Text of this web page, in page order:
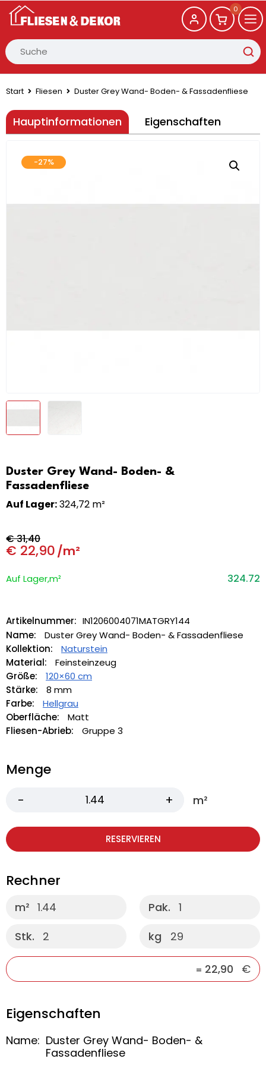
0
Start Fliesen Duster Grey Wand- Boden- & Fassadenfliese
Hauptinformationen Eigenschaften
-27%
Duster Grey Wand- Boden- &
Fassadenfliese
Auf Lager:324,72 m²
€31,40
€ 22,90/m²
Auf Lager,m² 324.72
Artikelnummer: IN1206004071MATGRY144
Name:
Duster Grey Wand- Boden- & Fassadenfliese
Kollektion:
Naturstein
Material:
Feinsteinzeug
Größe:
120×60 cm
Stärke:
8 mm
Farbe:
Hellgrau
Oberfläche:
Matt
Fliesen-Abrieb:
Gruppe 3
Menge
m²
RESERVIEREN
Rechner
m² 1.44
Stk.
2
Pak.
1
kg
29
= 22,90 €
Eigenschaften
Name: Duster Grey Wand- Boden- &
Fassadenfliese